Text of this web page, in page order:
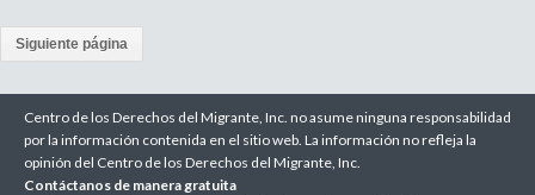
c
t
Centro de los Derechos del Migrante, Inc. no asume ninguna responsabilidad
por la información contenida en el sitio web. La información no refleja la
opinión del Centro de los Derechos del Migrante, Inc.
Contáctanos de manera gratuita